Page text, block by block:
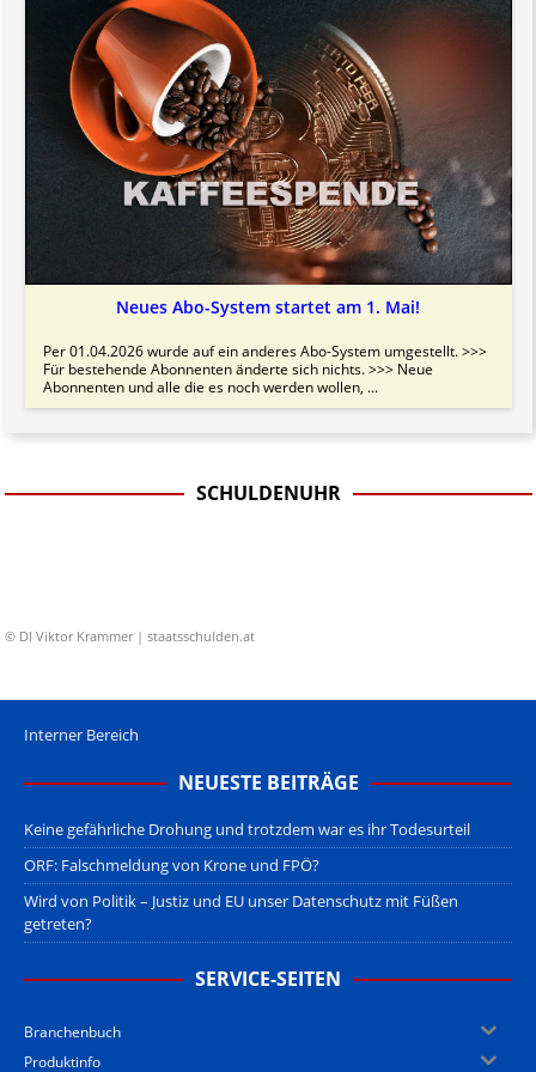
Neues Abo-System startet am 1. Mai!
Per 01.04.2026 wurde auf ein anderes Abo-System umgestellt. >>>
Für bestehende Abonnenten änderte sich nichts. >>> Neue
Abonnenten und alle die es noch werden wollen, ...
SCHULDENUHR
© DI Viktor Krammer | staatsschulden.at
Interner Bereich
NEUESTE BEITRÄGE
Keine gefährliche Drohung und trotzdem war es ihr Todesurteil
ORF: Falschmeldung von Krone und FPÖ?
Wird von Politik – Justiz und EU unser Datenschutz mit Füßen
getreten?
SERVICE-SEITEN
Branchenbuch
Produktinfo